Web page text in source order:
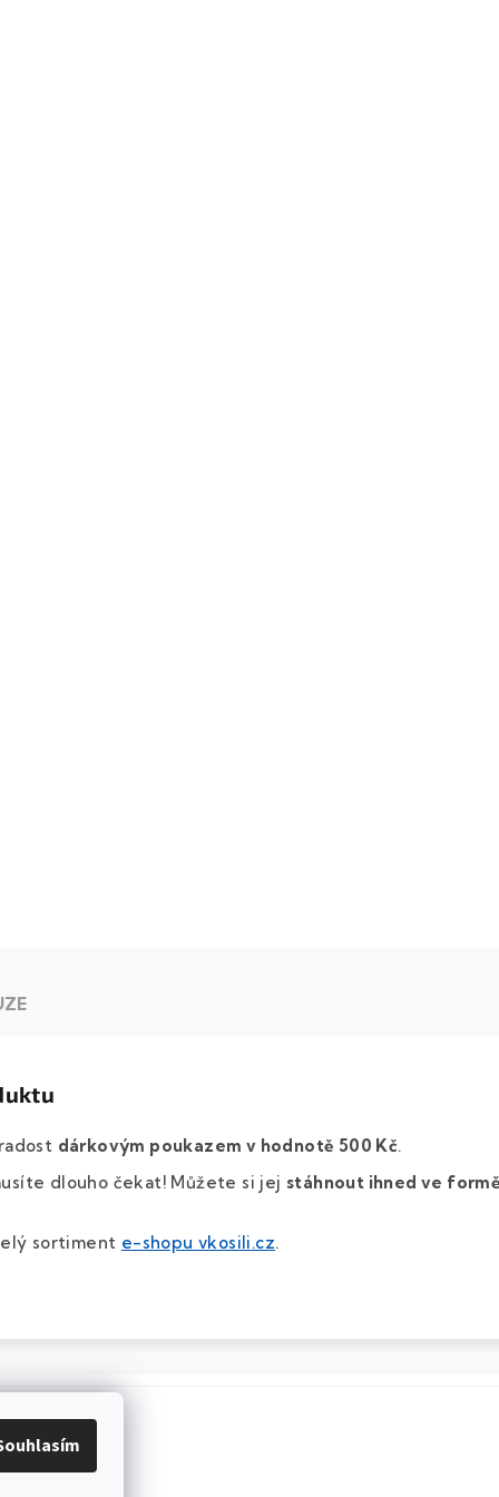
dárkovým poukazem v hodnotě 500 Kč.
dlouho čekat! Můžete si jej stáhnout ihned ve
sortiment e-shopu vkosili.cz.